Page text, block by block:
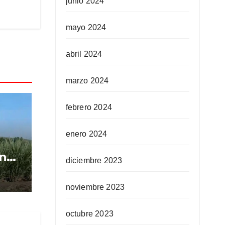
mayo 2024
abril 2024
marzo 2024
febrero 2024
enero 2024
diciembre 2023
noviembre 2023
octubre 2023